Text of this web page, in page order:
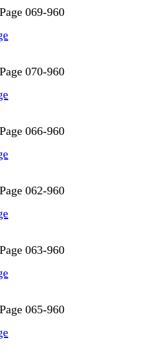
069-960
070-960
066-960
062-960
063-960
065-960